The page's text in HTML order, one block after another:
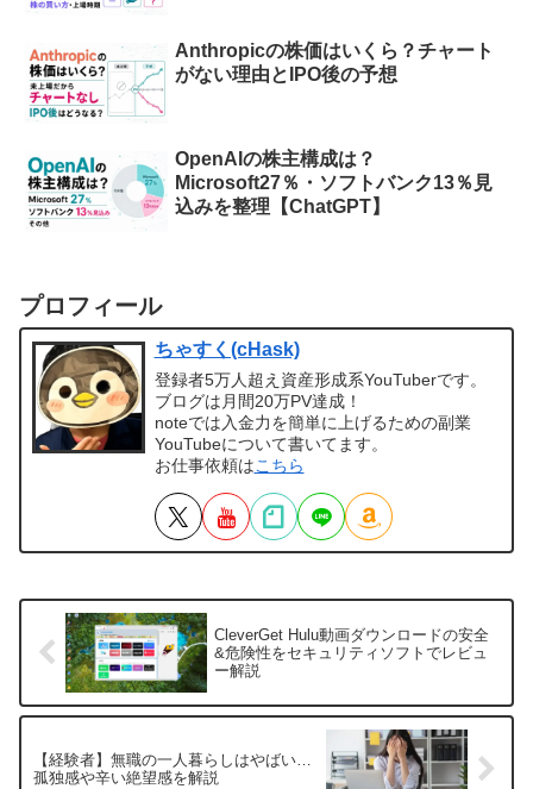
Anthropicの株価はいくら？チャート
がない理由とIPO後の予想
OpenAIの株主構成は？
Microsoft27％・ソフトバンク13％見
込みを整理【ChatGPT】
プロフィール
ちゃすく(cHask)
登録者5万人超え資産形成系YouTuberです。
ブログは月間20万PV達成！
noteでは入金力を簡単に上げるための副業
YouTubeについて書いてます。
お仕事依頼はこちら
CleverGet Hulu動画ダウンロードの安全
&危険性をセキュリティソフトでレビュ
ー解説
【経験者】無職の一人暮らしはやばい…
孤独感や辛い絶望感を解説